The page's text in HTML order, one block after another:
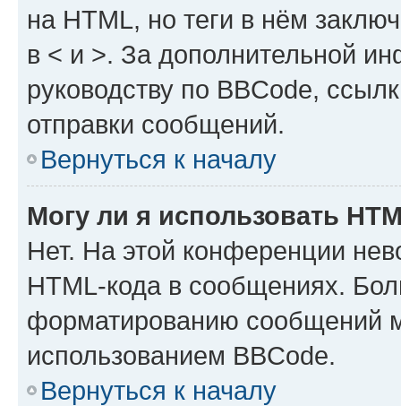
на HTML, но теги в нём
в < и >. За дополнительной
руководству по BBCode,
отправки сообщений.
Вернуться к началу
Могу ли я использовать
Нет. На этой конференции
HTML-кода в сообщениях.
форматированию сообщений
использованием BBCode.
Вернуться к началу